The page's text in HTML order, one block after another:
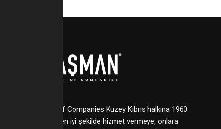
Başman Group of Companies Kuzey Kıbrıs halkına 1960
yılından bu yana en iyi şekilde hizmet vermeye, onlara